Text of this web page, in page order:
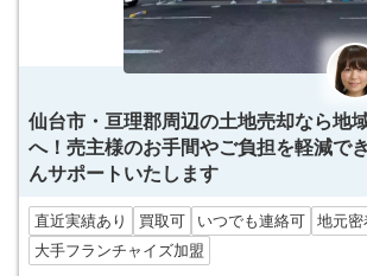
仙台市・亘理郡周辺の土地売却なら地
へ！売主様のお手間やご負担を軽減で
んサポートいたします
直近実績あり 買取可 いつでも連絡可
地元密
大手フランチャイズ加盟